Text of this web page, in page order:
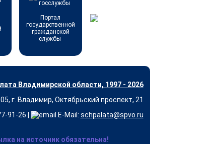
Портал
государственной
гражданской
службы
Владимирской области, 1997 - 2026
г. Владимир, Октябрьский проспект, 21
91-26 |
E-Mail: schpalata@spvo.ru
на источник обязательна!